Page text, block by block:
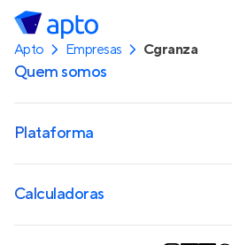
Apto Empresas Cgranza
Quem somos
Plataforma
Calculadoras